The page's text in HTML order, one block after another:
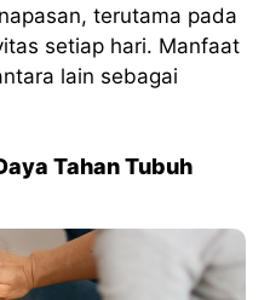
terutama pada
setiap hari. Manfaat
lain sebagai
Tahan Tubuh